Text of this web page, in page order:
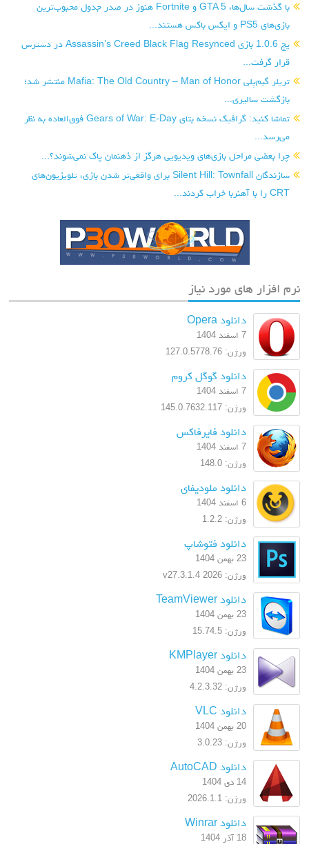
با گذشت سال‌ها، GTA 5 و Fortnite هنوز در صدر جدول محبوب‌ترین
بازی‌های PS5 و ایکس باکس هستند...
پچ 1.0.6 بازی Assassin’s Creed Black Flag Resynced در دسترس
قرار گرفت...
تریلر گیم‌پلی Mafia: The Old Country – Man of Honor منتشر شد؛
بازگشت سالیری...
تماشا کنید: گرافیک نسخه بتای Gears of War: E-Day فوق‌العاده به نظر
می‌رسد...
چرا بعضی مراحل بازی‌های ویدیویی هرگز از ذهنمان پاک نمی‌شوند؟...
سازندگان Silent Hill: Townfall برای واقعی‌تر شدن بازی، تلویزیون‌های
CRT را با آهنربا خراب کردند...
نرم افزار های مورد نیاز
دانلود Opera
7 اسفند 1404
ورژن: 127.0.5778.76
دانلود گوگل کروم
7 اسفند 1404
ورژن: 145.0.7632.117
دانلود فایرفاکس
7 اسفند 1404
ورژن: 148.0
دانلود ملودیفای
6 اسفند 1404
ورژن: 1.2.2
دانلود فتوشاپ
23 بهمن 1404
ورژن: 2026 v27.3.1.4
دانلود TeamViewer
23 بهمن 1404
ورژن: 15.74.5
دانلود KMPlayer
23 بهمن 1404
ورژن: 4.2.3.32
دانلود VLC
20 بهمن 1404
ورژن: 3.0.23
دانلود AutoCAD
14 دی 1404
ورژن: 2026.1.1
دانلود Winrar
18 آذر 1404